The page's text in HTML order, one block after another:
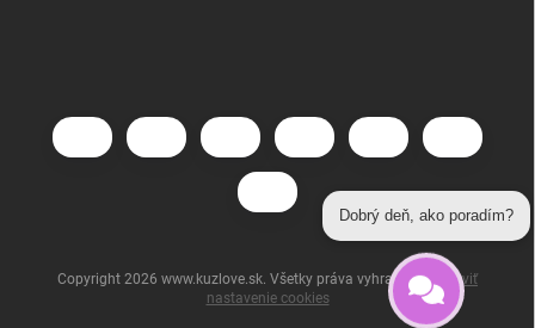
Copyright 2026 www.kuzlove.sk. Všetky práva vyhradené.Upraviť
nastavenie cookies
Dobrý deň, ako poradím?